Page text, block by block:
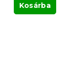
Kosárba